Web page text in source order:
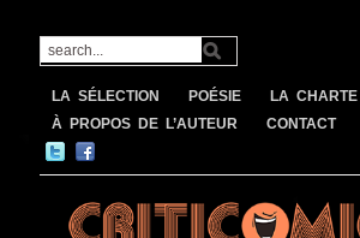
LA SÉLECTION POÉSIE LA CHARTE
À PROPOS DE L’AUTEUR
CONTACT